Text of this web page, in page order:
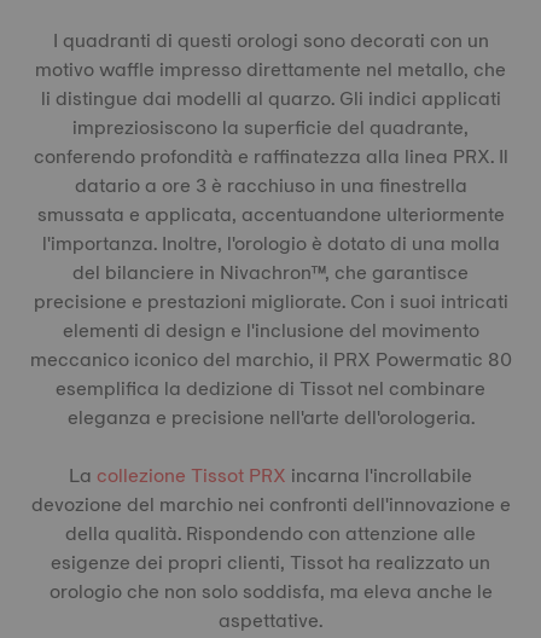
I quadranti di questi orologi sono decorati con un
motivo waffle impresso direttamente nel metallo, che
li distingue dai modelli al quarzo. Gli indici applicati
impreziosiscono la superficie del quadrante,
conferendo profondità e raffinatezza alla linea PRX. Il
datario a ore 3 è racchiuso in una finestrella
smussata e applicata, accentuandone ulteriormente
l'importanza. Inoltre, l'orologio è dotato di una molla
del bilanciere in Nivachron™, che garantisce
precisione e prestazioni migliorate. Con i suoi intricati
elementi di design e l'inclusione del movimento
meccanico iconico del marchio, il PRX Powermatic 80
esemplifica la dedizione di Tissot nel combinare
eleganza e precisione nell'arte dell'orologeria.
La collezione Tissot PRX incarna l'incrollabile
devozione del marchio nei confronti dell'innovazione e
della qualità. Rispondendo con attenzione alle
esigenze dei propri clienti, Tissot ha realizzato un
orologio che non solo soddisfa, ma eleva anche le
aspettative.